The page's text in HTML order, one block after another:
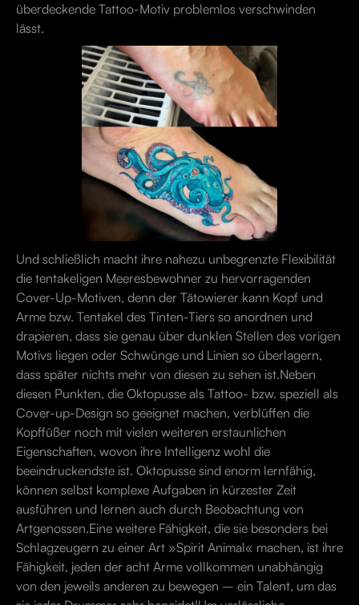
überdeckende Tattoo-Motiv problemlos verschwinden
lässt.
Und schließlich macht ihre nahezu unbegrenzte Flexibilität
die tentakeligen Meeresbewohner zu hervorragenden
Cover-Up-Motiven, denn der Tätowierer kann Kopf und
Arme bzw. Tentakel des Tinten-Tiers so anordnen und
drapieren, dass sie genau über dunklen Stellen des vorigen
Motivs liegen oder Schwünge und Linien so überlagern,
dass später nichts mehr von diesen zu sehen ist.Neben
diesen Punkten, die Oktopusse als Tattoo- bzw. speziell als
Cover-up-Design so geeignet machen, verblüffen die
Kopffüßer noch mit vielen weiteren erstaunlichen
Eigenschaften, wovon ihre Intelligenz wohl die
beeindruckendste ist. Oktopusse sind enorm lernfähig,
können selbst komplexe Aufgaben in kürzester Zeit
ausführen und lernen auch durch Beobachtung von
Artgenossen.Eine weitere Fähigkeit, die sie besonders bei
Schlagzeugern zu einer Art »Spirit Animal« machen, ist ihre
Fähigkeit, jeden der acht Arme vollkommen unabhängig
von den jeweils anderen zu bewegen – ein Talent, um das